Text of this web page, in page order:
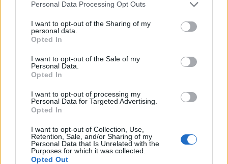
Please note that this website/app uses one or more Google
not limited to your visit or usage behaviour. You may click to
grant or deny consent to Google and its third-party tags to
use your data for below specified purposes in below Google
consent section.
Personal Data Processing Opt Outs
I want to opt-out of the Sharing of my
personal data.
Opted In
I want to opt-out of the Sale of my
Personal Data.
Opted In
I want to opt-out of processing my
Personal Data for Targeted Advertising.
Opted In
I want to opt-out of Collection, Use,
Retention, Sale, and/or Sharing of my
Personal Data that Is Unrelated with the
Purposes for which it was collected.
Opted Out